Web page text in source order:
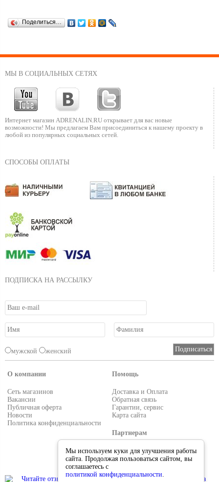
Поделиться…
МЫ В СОЦИАЛЬНЫХ СЕТЯХ
Интернет магазин ADRENALIN.RU открывает для вас новые
возможности! Мы предлагаем Вам присоединиться к нашему проекту в
любой из популярных социальных сетей.
СПОСОБЫ ОПЛАТЫ
ПОДПИСКА НА РАССЫЛКУ
мужской женский
О компании
Сеть магазинов
Вакансии
Публичная оферта
Новости
Политика конфиденциальности
Помощь
Доставка и Оплата
Обратная связь
Гарантии, сервис
Карта сайта
Партнерам
Условия работы
Реквизиты
Мы используем куки для улучшения работы
сайта. Продолжая пользоваться сайтом, вы
соглашаетесь с
политикой конфиденциальности.